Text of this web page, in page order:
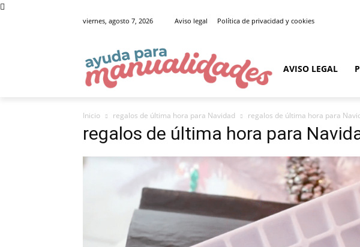
viernes, agosto 7, 2026 Aviso legal Política de privacidad y cookies
AVISO LEGAL
Inicio regalos de última hora para Navidad regalos de última hora para
regalos de última hora para